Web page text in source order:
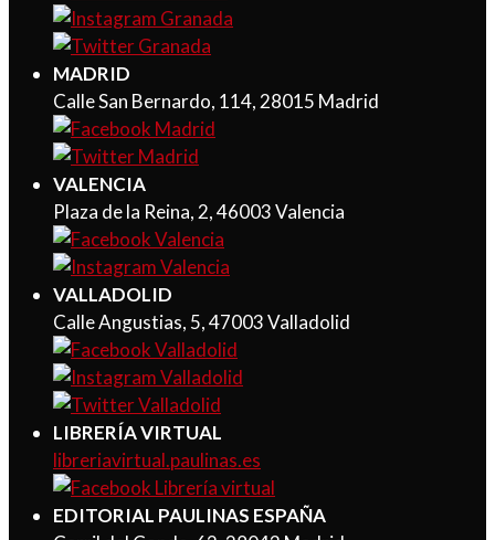
MADRID
Calle San Bernardo, 114, 28015 Madrid
VALENCIA
Plaza de la Reina, 2, 46003 Valencia
VALLADOLID
Calle Angustias, 5, 47003 Valladolid
LIBRERÍA VIRTUAL
libreriavirtual.paulinas.es
EDITORIAL PAULINAS ESPAÑA